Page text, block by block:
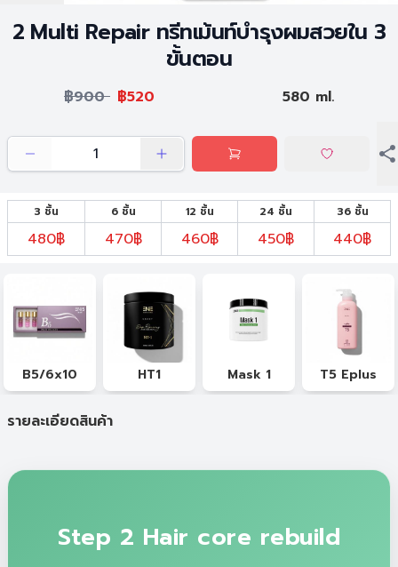
2 Multi Repair ทรีทเม้นท์บำรุงผมสวยใน 3
ขั้นตอน
฿900 ฿520 580 ml.
3 ชิ้น 6 ชิ้น 12 ชิ้น 24 ชิ้น 36 ชิ้น
480฿ 470฿ 460฿ 450฿ 440฿
B5/6x10 HT1 Mask 1 T5 Eplus
รายละเอียดสินค้า
Step 2 Hair core rebuild